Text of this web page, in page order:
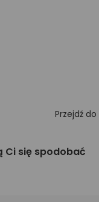
Przejdź do
Ci się spodobać